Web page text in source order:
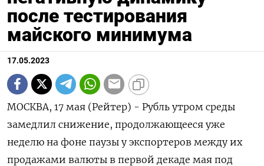
после тестирования
майского минимума
17.05.2023
МОСКВА, 17 мая (Рейтер) - Рубль утром среды
замедлил снижение, продолжающееся уже
неделю на фоне паузы у экспортеров между их
продажами валюты в первой декаде мая под